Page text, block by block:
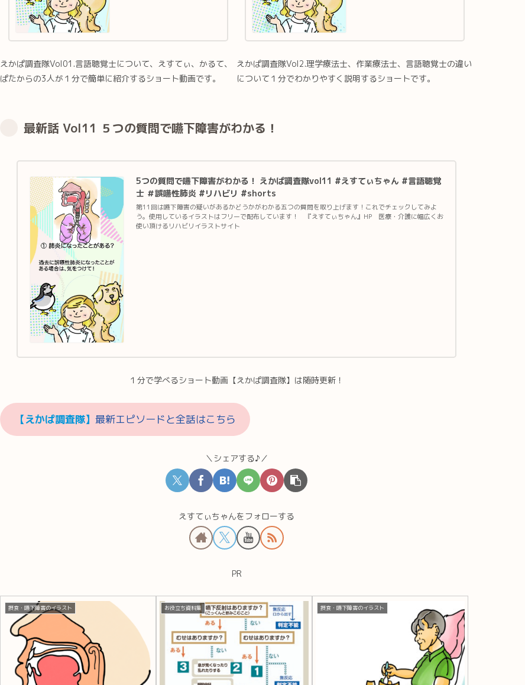
えかぱ調査隊Vol01.言語聴覚士について、えすてぃ、かるて、
ぱたからの3人が１分で簡単に紹介するショート動画です。
えかぱ調査隊Vol2.理学療法士、作業療法士、言語聴覚士の違い
について１分でわかりやすく説明するショートです。
最新話 Vol11 ５つの質問で嚥下障害がわかる！
5つの質問で嚥下障害がわかる！ えかぱ調査隊vol11 #えすてぃちゃん #言語聴覚
士 ＃誤嚥性肺炎 #リハビリ #shorts
第11回は嚥下障害の疑いがあるかどうかがわかる五つの質問を取り上げます！これでチェックしてみよ
う。使用しているイラストはフリーで配布しています！ 『えすてぃちゃん』HP 医療・介護に幅広くお
使い頂けるリハビリイラストサイト
１分で学べるショート動画【えかぱ調査隊】は随時更新！
【えかぱ調査隊】 最新エピソードと全話はこちら
＼シェアする♪／
えすてぃちゃんをフォローする
PR
摂食・嚥下障害のイラスト お役立ち資料集 摂食・嚥下障害のイラスト